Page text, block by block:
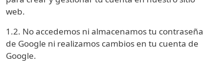
web.
1.2. No accedemos ni almacenamos tu contraseña
de Google ni realizamos cambios en tu cuenta de
Google.